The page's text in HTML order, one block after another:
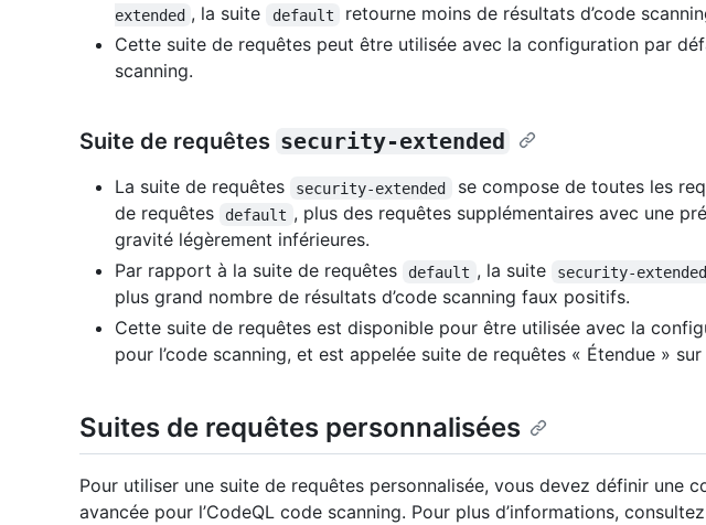
extended , la suite default
retourne moins de résultats d’code
Cette suite de requêtes peut être utilisée avec la configuration par
scanning.
Suite de requêtes security-extended
La suite de requêtes security-extended
se compose de toutes les
de requêtes
default , plus des requêtes supplémentaires avec une
gravité légèrement inférieures.
Par rapport à la suite de requêtes
default , la suite security-extended
plus grand nombre de résultats d’code scanning faux positifs.
Cette suite de requêtes est disponible pour être utilisée avec la
pour l’code scanning, et est appelée suite de requêtes « Étendue »
Suites de requêtes personnalisées
Pour utiliser une suite de requêtes personnalisée, vous devez définir une
avancée pour l’CodeQL code scanning. Pour plus d’informations,